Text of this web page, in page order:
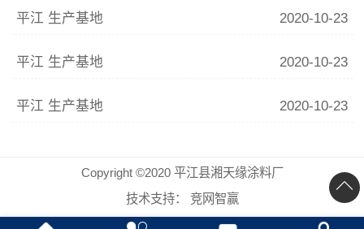
平江 生产基地 2020-10-23
平江 生产基地 2020-10-23
平江 生产基地 2020-10-23
Copyright ©2020 平江县湘天缘涂料厂
技术支持：
竞网智赢